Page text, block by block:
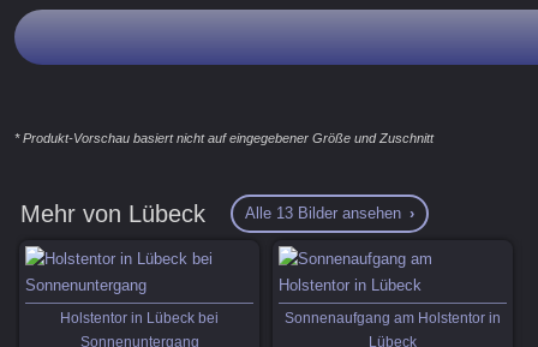
* Produkt-Vorschau basiert nicht auf eingegebener Größe und Zuschnitt
Mehr von Lübeck Alle 13 Bilder ansehen
Holstentor in Lübeck bei
Sonnenuntergang
Sonnenaufgang am Holstentor in
Lübeck